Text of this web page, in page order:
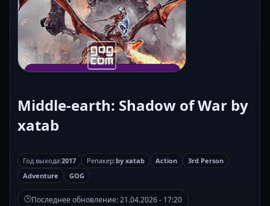
Middle-earth: Shadow of War by
xatab
Год выхода:2017 Репакер:by xatab Action
3rd Person
Adventure
GOG
🕒Последнее обновление:21.04.2026 - 17:20